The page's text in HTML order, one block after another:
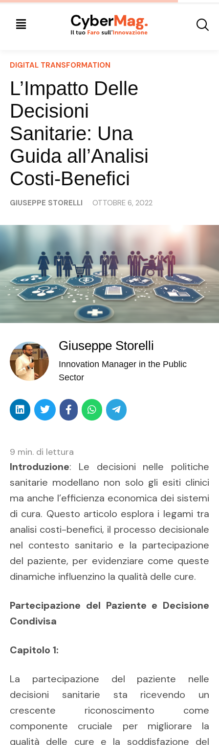
DIGITAL TRANSFORMATION
L’Impatto Delle
Decisioni
Sanitarie: Una
Guida all’Analisi
Costi-Benefici
GIUSEPPE STORELLI OTTOBRE 6, 2022
Giuseppe Storelli
Innovation Manager in the Public
Sector
9 min. di lettura
Introduzione: Le decisioni nelle politiche
sanitarie modellano non solo gli esiti clinici
ma anche l’efficienza economica dei sistemi
di cura. Questo articolo esplora i legami tra
analisi costi-benefici, il processo decisionale
nel contesto sanitario e la partecipazione
del paziente, per evidenziare come queste
dinamiche influenzino la qualità delle cure.
Partecipazione del Paziente e Decisione
Condivisa
Capitolo 1:
La partecipazione del paziente nelle
decisioni sanitarie sta ricevendo un
crescente riconoscimento come
componente cruciale per migliorare la
qualità delle cure e la soddisfazione del